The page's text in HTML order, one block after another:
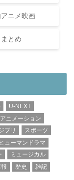
アニメ映画
まとめ
U-NEXT
アニメーション
ブリ
スポーツ
ヒューマンドラマ
ミュージカル
歴史
雑記